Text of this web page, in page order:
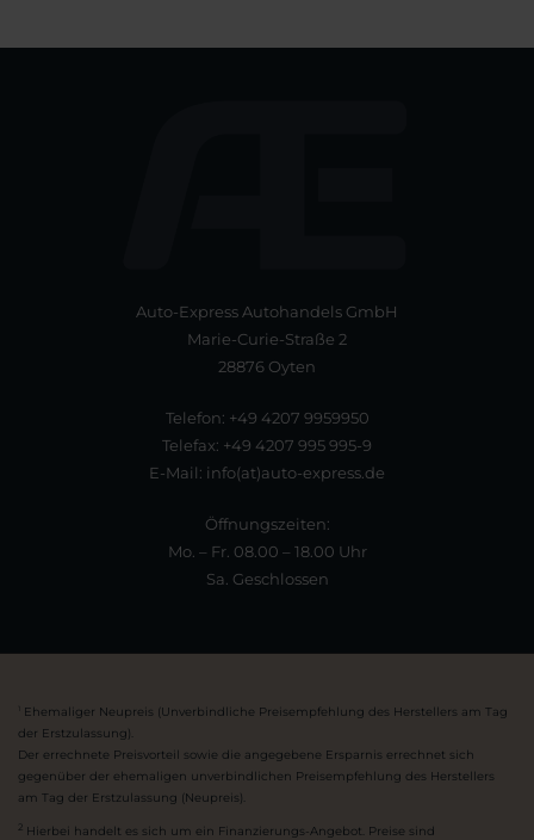
Auto-Express Autohandels GmbH
Marie-Curie-Straße 2
28876 Oyten
Telefon: +49 4207 9959950
Telefax: +49 4207 995 995-9
E-Mail: info(at)auto-express.de
Öffnungszeiten:
Mo. – Fr. 08.00 – 18.00 Uhr
Sa. Geschlossen
Ehemaliger Neupreis (Unverbindliche Preisempfehlung des Herstellers am Tag
der Erstzulassung).
Der errechnete Preisvorteil sowie die angegebene Ersparnis errechnet sich
gegenüber der ehemaligen unverbindlichen Preisempfehlung des Herstellers
am Tag der Erstzulassung (Neupreis).
2 Hierbei handelt es sich um ein Finanzierungs-Angebot. Preise sind